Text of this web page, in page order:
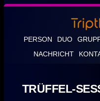
PERSON DUO
NACHRICHT
TRÜFFEL-